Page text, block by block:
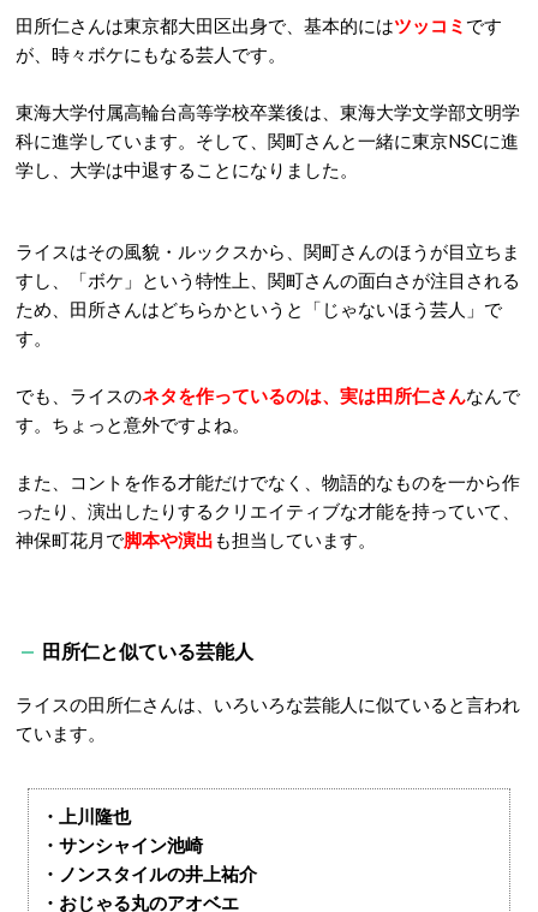
田所仁さんは東京都大田区出身で、基本的にはツッコミ です
が、時々ボケにもなる芸人です。
東海大学付属高輪台高等学校卒業後は、東海大学文学部文明学
科に進学しています。そして、関町さんと一緒に東京NSCに進
学し、大学は中退することになりました。
ライスはその風貌・ルックスから、関町さんのほうが目立ちま
すし、「ボケ」という特性上、関町さんの面白さが注目される
ため、田所さんはどちらかというと「じゃないほう芸人」で
す。
でも、ライスのネタを作っているのは、実は田所仁さんなんで
す。ちょっと意外ですよね。
また、コントを作る才能だけでなく、物語的なものを一から作
ったり、演出したりするクリエイティブな才能を持っていて、
神保町花月で脚本や演出も担当しています。
田所仁と似ている芸能人
ライスの田所仁さんは、いろいろな芸能人に似ていると言われ
ています。
・上川隆也
・サンシャイン池崎
・ノンスタイルの井上祐介
・おじゃる丸のアオベエ